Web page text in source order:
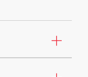
de France avec